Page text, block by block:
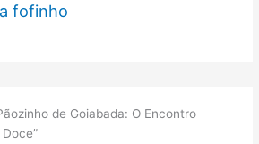
fofinho
de Goiabada: O Encontro